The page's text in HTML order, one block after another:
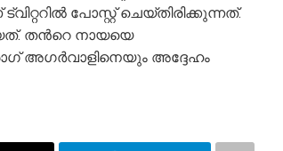
പോസ്റ്റ് ചെയ്തിരിക്കുന്നത്.
തൻറെ നായയെ
അഗർവാളിനെയും അദ്ദേഹം